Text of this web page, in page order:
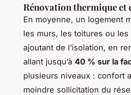
Rénovation thermique et
En moyenne, un logement
les murs, les toitures ou les
ajoutant de l’isolation, en
allant jusqu’à 40 % sur la
plusieurs niveaux : confort
moindre sollicitation du